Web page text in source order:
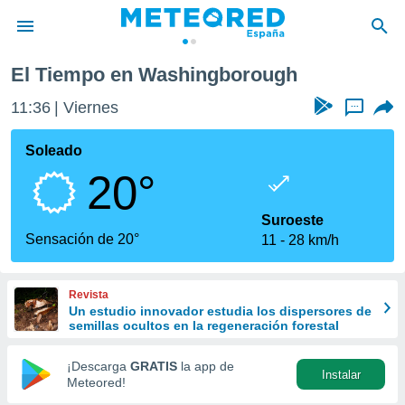
de
por
que se
calidad.
a este
las
y
forma
digital
basada
El Tiempo en Washingborough
11:36 Viernes ...
Soleado
20°
Sensación de 20°
Suroeste
11
28 km/h
Revista
Un estudio innovador estudia los dispersores de
semillas ocultos en la regeneración forestal
¡Descarga GRATIS la app de
Meteored!
Instalar